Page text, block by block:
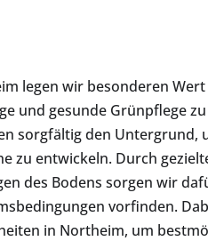
legen wir besonderen
und gesunde Grünpflege
sorgfältig den Untergrund,
zu entwickeln. Durch
des Bodens sorgen wir
vorfinden.
in Northeim, um